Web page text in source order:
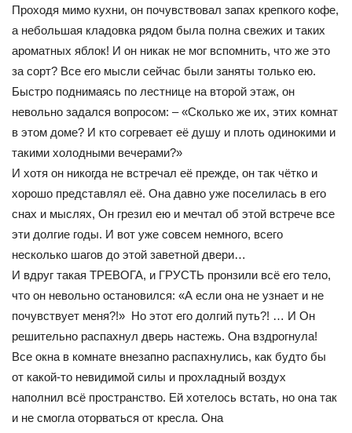
Проходя мимо кухни, он почувствовал запах крепкого кофе,
а небольшая кладовка рядом была полна свежих и таких
ароматных яблок! И он никак не мог вспомнить, что же это
за сорт? Все его мысли сейчас были заняты только ею.
Быстро поднимаясь по лестнице на второй этаж, он
невольно задался вопросом: – «Сколько же их, этих комнат
в этом доме? И кто согревает её душу и плоть одинокими и
такими холодными вечерами?»
И хотя он никогда не встречал её прежде, он так чётко и
хорошо представлял её. Она давно уже поселилась в его
снах и мыслях, Он грезил ею и мечтал об этой встрече все
эти долгие годы. И вот уже совсем немного, всего
несколько шагов до этой заветной двери…
И вдруг такая ТРЕВОГА, и ГРУСТЬ пронзили всё его тело,
что он невольно остановился: «А если она не узнает и не
почувствует меня?!» Но этот его долгий путь?! … И Он
решительно распахнул дверь настежь. Она вздрогнула!
Все окна в комнате внезапно распахнулись, как будто бы
от какой-то невидимой силы и прохладный воздух
наполнил всё пространство. Ей хотелось встать, но она так
и не смогла оторваться от кресла. Она